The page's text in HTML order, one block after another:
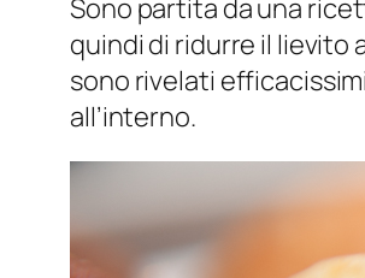
Sono partita da una
quindi di ridurre il lievito
sono rivelati
all’interno.